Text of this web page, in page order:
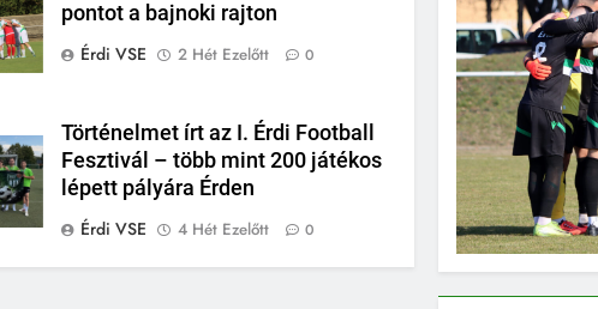
pontot a bajnoki rajton
Érdi VSE
2 Hét Ezelőtt 0
Történelmet írt az I. Érdi Football
Fesztivál – több mint 200 játékos
lépett pályára Érden
Érdi VSE
4 Hét Ezelőtt 0